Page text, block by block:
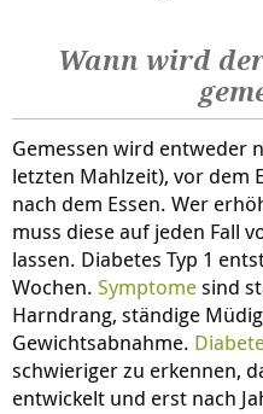
Wann wird
Gemessen wird entweder
letzten Mahlzeit), vor dem
nach dem Essen. Wer
muss diese auf jeden Fall
lassen. Diabetes Typ 1
Wochen. Symptomesind
Harndrang, ständige
Gewichtsabnahme.
schwieriger zu erkennen,
entwickelt und erst nach